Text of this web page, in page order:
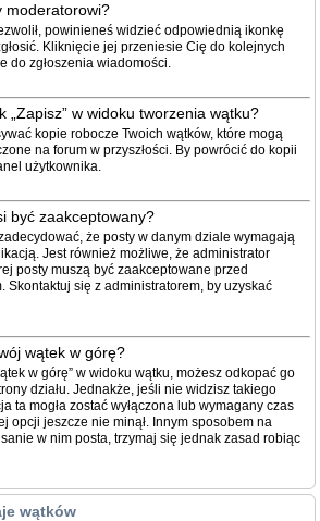
moderatorowi?
powinieneś widzieć odpowiednią ikonkę
Kliknięcie jej przeniesie Cię do kolejnych
do zgłoszenia wiadomości.
„Zapisz” w widoku tworzenia wątku?
kopie robocze Twoich wątków, które mogą
na forum w przyszłości. By powrócić do kopii
użytkownika.
być zaakceptowany?
że posty w danym dziale wymagają
Jest również możliwe, że administrator
posty muszą być zaakceptowane przed
Skontaktuj się z administratorem, by uzyskać
wątek w górę?
w górę” w widoku wątku, możesz odkopać go
działu. Jednakże, jeśli nie widzisz takiego
ta mogła zostać wyłączona lub wymagany czas
opcji jeszcze nie minął. Innym sposobem na
w nim posta, trzymaj się jednak zasad robiąc
wątków